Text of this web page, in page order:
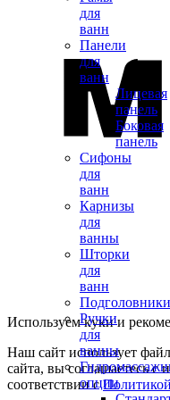
для
ванн
Панели
для
ванн
Лицевая
панель
Боковая
панель
Сифоны
для
ванн
Карнизы
для
ванны
Шторки
для
ванн
Подголовники
Ручки
для
ванны
опции
Используем куки и
Наш сайт использует
сайта, вы соглашаетесь с
соответствии с